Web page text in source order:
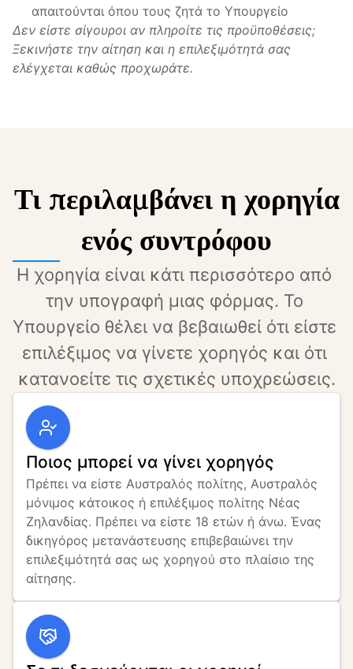
απαιτούνται όπου τους ζητά το Υπουργείο
Δεν είστε σίγουροι αν πληροίτε τις προϋποθέσεις;
Ξεκινήστε την αίτηση και η επιλεξιμότητά σας
ελέγχεται καθώς προχωράτε.
Τι περιλαμβάνει η χορηγία
ενός συντρόφου
Η χορηγία είναι κάτι περισσότερο από
την υπογραφή μιας φόρμας. Το
Υπουργείο θέλει να βεβαιωθεί ότι είστε
επιλέξιμος να γίνετε χορηγός και ότι
κατανοείτε τις σχετικές υποχρεώσεις.
Ποιος μπορεί να γίνει χορηγός
Πρέπει να είστε Αυστραλός πολίτης, Αυστραλός
μόνιμος κάτοικος ή επιλέξιμος πολίτης Νέας
Ζηλανδίας. Πρέπει να είστε 18 ετών ή άνω. Ένας
δικηγόρος μετανάστευσης επιβεβαιώνει την
επιλεξιμότητά σας ως χορηγού στο πλαίσιο της
αίτησης.